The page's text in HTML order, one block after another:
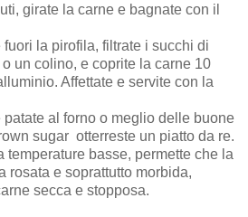
girate la carne e bagnate con il
fuori la pirofila, filtrate i succhi di
un colino, e coprite la carne 10
Affettate e servite con la
patate al forno o meglio delle buone
sugar otterreste un piatto da re.
temperature basse, permette che la
rosata e soprattutto morbida,
secca e stopposa.